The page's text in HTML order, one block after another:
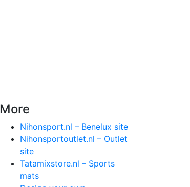
More
Nihonsport.nl – Benelux site
Nihonsportoutlet.nl – Outlet
site
Tatamixstore.nl – Sports
mats